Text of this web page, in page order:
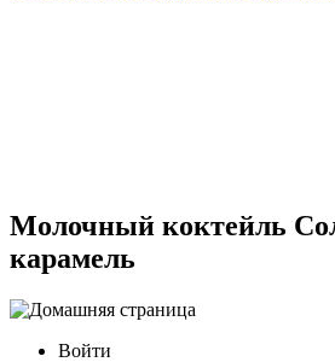
Молочный коктейль
карамель
Войти